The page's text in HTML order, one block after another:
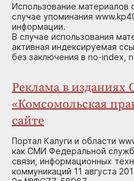
Использование материалов
случае упоминания
информации.
В случае использования
активная индексируемая
без заключения в no-index,
Реклама в изданиях
«Комсомольская
сайте
Портал Калуги и области
как СМИ Федеральной
связи, информационных
коммуникаций 11 августа